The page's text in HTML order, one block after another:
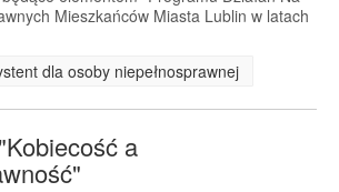
Mieszkańców Miasta Lublin w latach
dla osoby niepełnosprawnej
a